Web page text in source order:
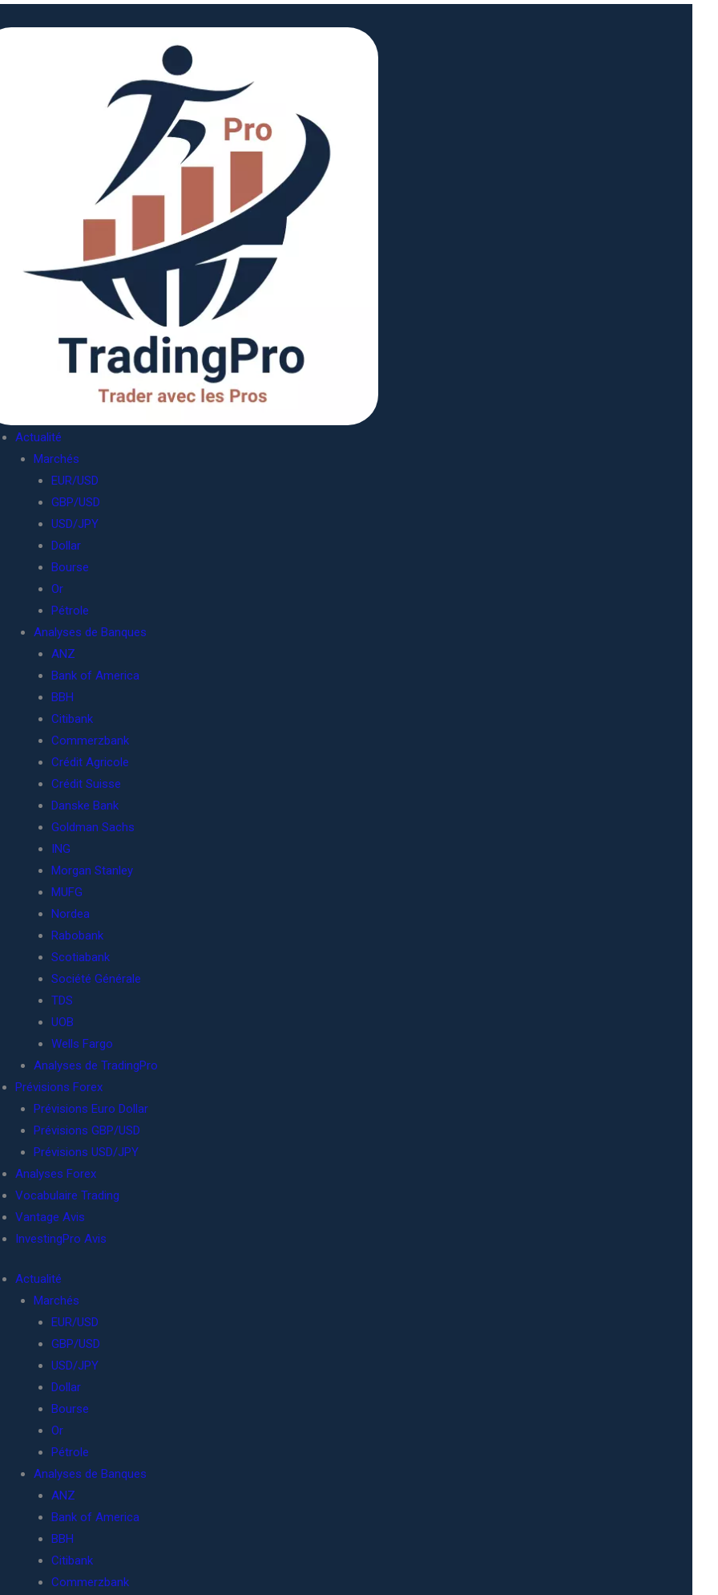
Actualité
Marchés
EUR/USD
GBP/USD
USD/JPY
Dollar
Bourse
Or
Pétrole
Analyses de Banques
ANZ
Bank of America
BBH
Citibank
Commerzbank
Crédit Agricole
Crédit Suisse
Danske Bank
Goldman Sachs
ING
Morgan Stanley
MUFG
Nordea
Rabobank
Scotiabank
Société Générale
TDS
UOB
Wells Fargo
Analyses de TradingPro
Prévisions Forex
Prévisions Euro Dollar
Prévisions GBP/USD
Prévisions USD/JPY
Analyses Forex
Vocabulaire Trading
Vantage Avis
InvestingPro Avis
Actualité
Marchés
EUR/USD
GBP/USD
USD/JPY
Dollar
Bourse
Or
Pétrole
Analyses de Banques
ANZ
Bank of America
BBH
Citibank
Commerzbank